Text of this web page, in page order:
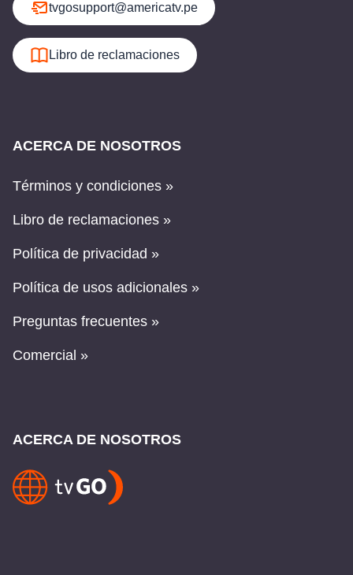
tvgosupport@americatv.pe
Libro de reclamaciones
ACERCA DE NOSOTROS
Términos y condiciones »
Libro de reclamaciones »
Política de privacidad »
Política de usos adicionales »
Preguntas frecuentes »
Comercial »
ACERCA DE NOSOTROS